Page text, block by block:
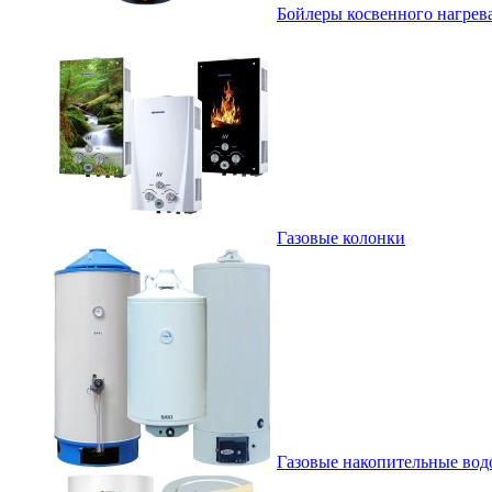
Бойлеры косвенного
Газовые колонки
Газовые накопительные